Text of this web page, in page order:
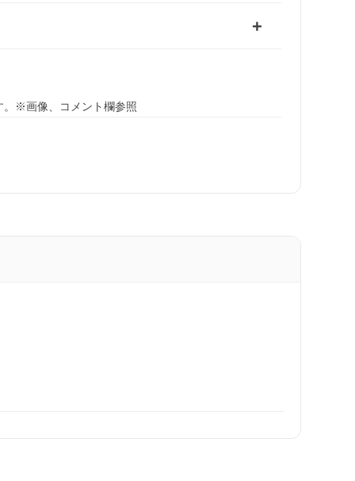
。※画像、コメント欄参照